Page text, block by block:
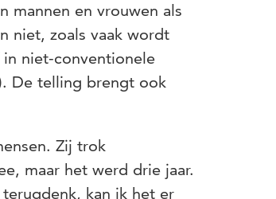
mannen en vrouwen als
niet, zoals vaak wordt
niet-conventionele
De telling brengt ook
Zij trok
maar het werd drie jaar.
kan ik het er